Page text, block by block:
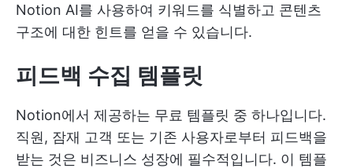
Notion AI를 사용하여 키워드를 식별하고 콘텐츠
구조에 대한 힌트를 얻을 수 있습니다.
피드백 수집 템플릿
Notion에서 제공하는 무료 템플릿 중 하나입니다.
직원, 잠재 고객 또는 기존 사용자로부터 피드백을
받는 것은 비즈니스 성장에 필수적입니다. 이 템플